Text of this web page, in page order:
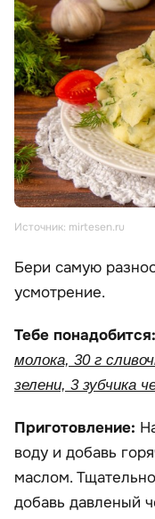
Источник: mirtesen.ru
Бери самую
усмотрение.
Тебе понадобится:
молока, 30 г
зелени, 3 зубчика
Приготовление:
воду и добавь
маслом.
добавь давленый